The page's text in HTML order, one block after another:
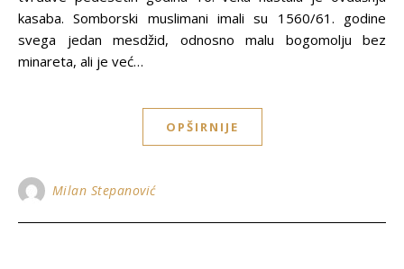
kasaba. Somborski muslimani imali su 1560/61. godine
svega jedan mesdžid, odnosno malu bogomolјu bez
minareta, ali je već…
OPŠIRNIJE
Milan Stepanović